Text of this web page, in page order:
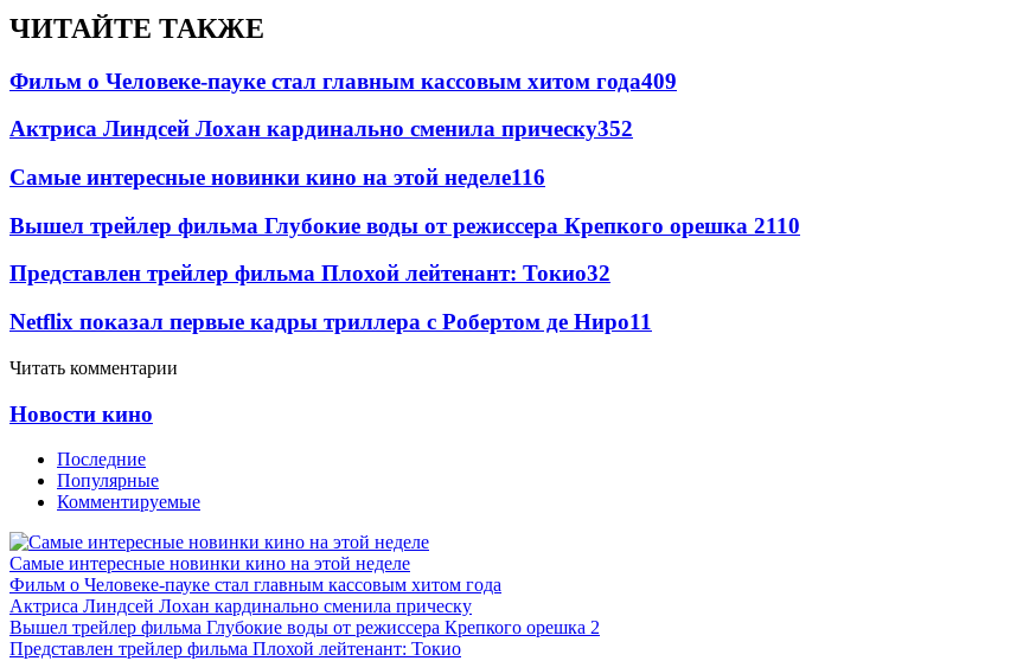
ЧИТАЙТЕ ТАКЖЕ
Фильм о Человеке-пауке стал главным кассовым хитом года409
Актриса Линдсей Лохан кардинально сменила прическу352
Самые интересные новинки кино на этой неделе116
Вышел трейлер фильма Глубокие воды от режиссера Крепкого орешка 2110
Представлен трейлер фильма Плохой лейтенант: Токио32
Netflix показал первые кадры триллера с Робертом де Ниро11
Читать комментарии
Новости кино
Последние
Популярные
Комментируемые
Самые интересные новинки кино на этой неделе
Фильм о Человеке-пауке стал главным кассовым хитом года
Актриса Линдсей Лохан кардинально сменила прическу
Вышел трейлер фильма Глубокие воды от режиссера Крепкого орешка 2
Представлен трейлер фильма Плохой лейтенант: Токио